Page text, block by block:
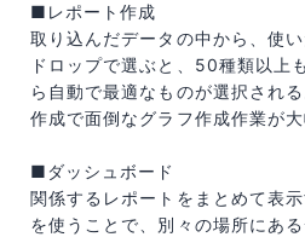
■レポート作成
取り込んだデータの中から、使
ドロップで選ぶと、50種類以上
ら自動で最適なものが選択され
作成で面倒なグラフ作成作業が大
■ダッシュボード
関係するレポートをまとめて表
を使うことで、別々の場所にあ